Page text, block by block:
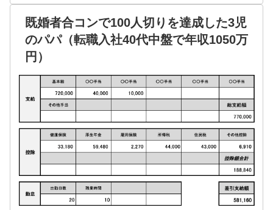
既婚者合コンで100人切りを達成した3児
のパパ（転職入社40代中盤で年収1050万
円）